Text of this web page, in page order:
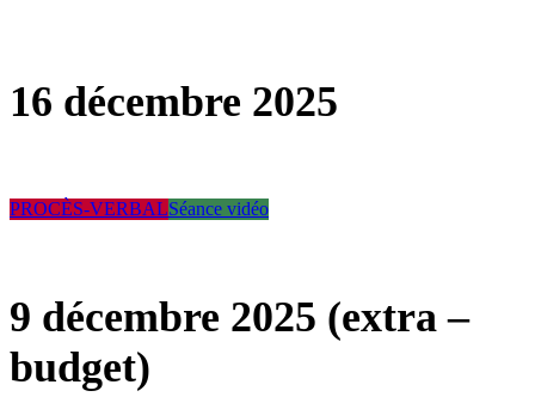
16 décembre 2025
PROCÈS-VERBALSéance vidéo
9 décembre 2025 (extra –
budget)